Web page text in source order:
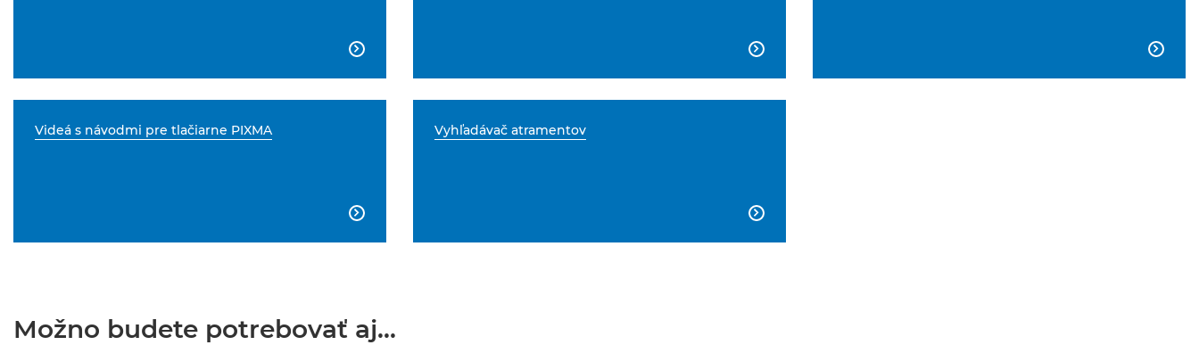
  
Videá s návodmi pre tlačiarne PIXMA

Vyhľadávač atramentov

Možno budete potrebovať aj...